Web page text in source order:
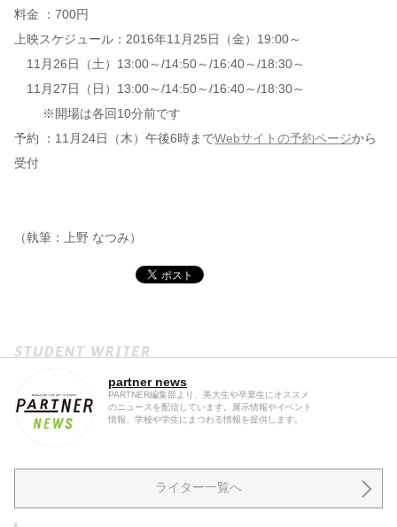
料金 ：700円
上映スケジュール：2016年11月25日（金）19:00～
11月26日（土）13:00～/14:50～/16:40～/18:30～
11月27日（日）13:00～/14:50～/16:40～/18:30～
※開場は各回10分前です
予約 ：11月24日（木）午後6時までWebサイトの予約ページから
受付
（執筆：上野 なつみ）
partner news
PARTNER編集部より、美大生や卒業生にオススメ
のニュースを配信しています。展示情報やイベント
情報、学校や学生にまつわる情報を提供します。
ライター一覧へ